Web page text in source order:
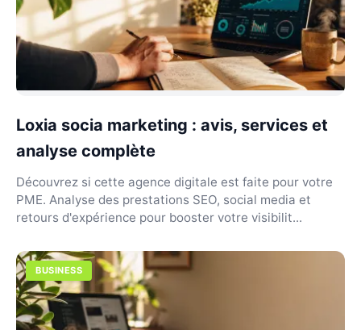
Loxia socia marketing : avis, services et
analyse complète
Découvrez si cette agence digitale est faite pour votre
PME. Analyse des prestations SEO, social media et
retours d'expérience pour booster votre visibilit...
BUSINESS